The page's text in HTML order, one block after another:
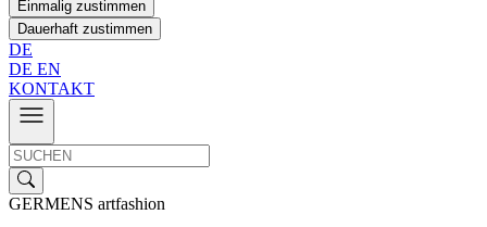
Einmalig zustimmen
Dauerhaft zustimmen
DE
DE EN
KONTAKT
GERMENS artfashion